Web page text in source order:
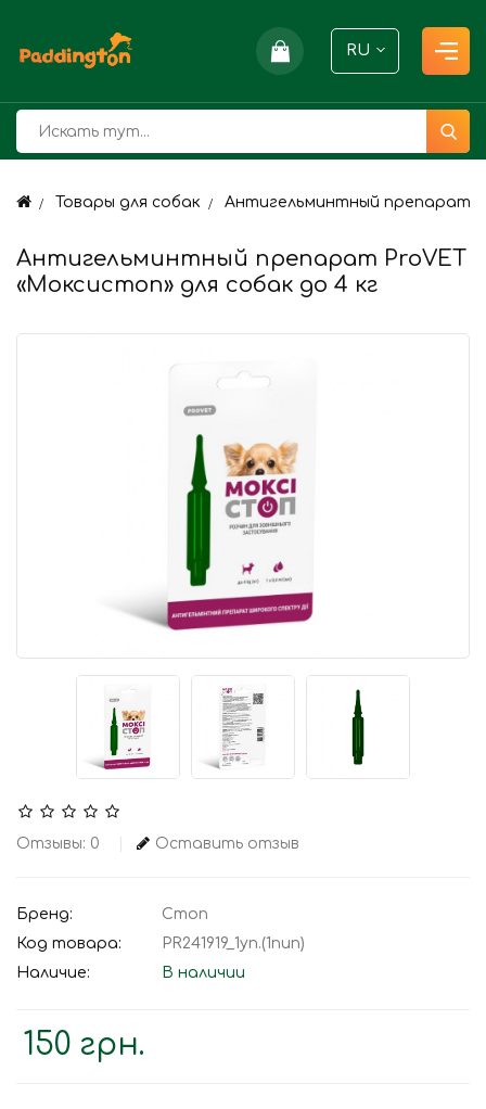
RU
Товары для собак Антигельминтный препарат
Антигельминтный препарат ProVET
«Моксистоп» для собак до 4 кг
Отзывы: 0 Оставить отзыв
Бренд:
Стоп
Код товара:
PR241919_1уп.(1пип)
Наличие:
В наличии
150 грн.